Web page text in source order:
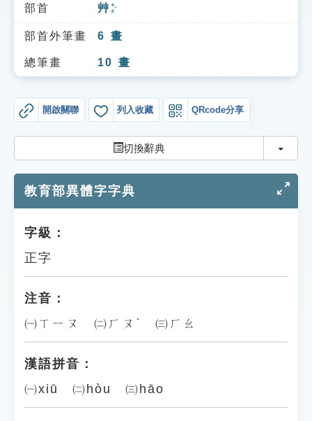
索引選單
知識索引
單字索引
貓頭鷹博士
部首 艸 ㄘㄠˇ
部首外筆畫 6 畫
總筆畫 10 畫
開啟關聯 列入收藏 QRcode分享
切換辭典 切換
教育部異體字字典
字級：
正字
注音：
㈠ㄒㄧㄡ ㈡ㄏㄡˋ ㈢ㄏㄠ
漢語拼音：
㈠xiū ㈡hòu ㈢hāo